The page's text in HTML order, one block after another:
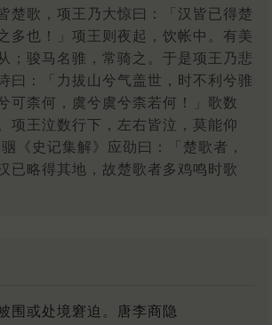
楚歌，项王乃大惊曰：「汉皆已得楚
多也！」项王则夜起，饮帐中。有美
；骏马名骓，常骑之。于是项王乃悲
曰：「力拔山兮气盖世，时不利兮骓
可柰何，虞兮虞兮柰若何！」歌数
项王泣数行下，左右皆泣，莫能仰
《史记集解》应劭曰：「楚歌者，
已略得其地，故楚歌者多鸡鸣时歌
围或处境窘迫。唐李商隐